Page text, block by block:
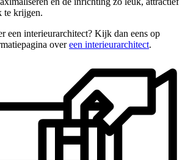
te krijgen.
een interieurarchitect? Kijk dan eens op
overeen interieurarchitect.